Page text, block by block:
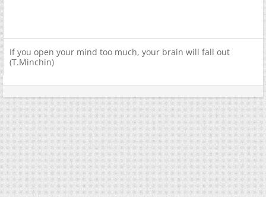
If you open your mind too much, your brain will fall out
(T.Minchin)